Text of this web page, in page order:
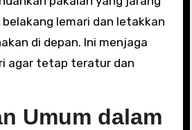
lemari dan letakkan
di depan. Ini menjaga
agar tetap teratur dan
Umum dalam